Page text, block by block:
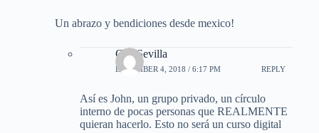
Un abrazo y bendiciones desde mexico!
Gus Sevilla
DECEMBER 4, 2018 / 6:17 PM REPLY
Así es John, un grupo privado, un círculo
interno de pocas personas que REALMENTE
quieran hacerlo. Esto no será un curso digital